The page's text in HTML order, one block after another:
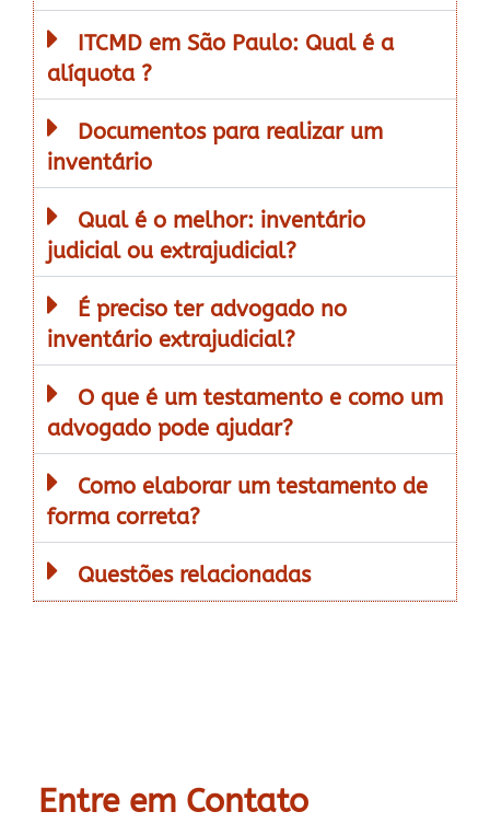
ITCMD em São Paulo: Qual é a
alíquota ?
Documentos para realizar um
inventário
Qual é o melhor: inventário
judicial ou extrajudicial?
É preciso ter advogado no
inventário extrajudicial?
O que é um testamento e como um
advogado pode ajudar?
Como elaborar um testamento de
forma correta?
Questões relacionadas
Entre em Contato